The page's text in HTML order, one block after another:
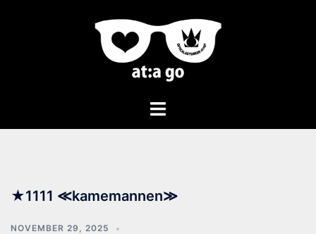
★1111 ≪kamemannen≫
NOVEMBER 29, 2025